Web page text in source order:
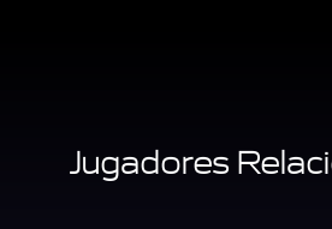
Jugadores